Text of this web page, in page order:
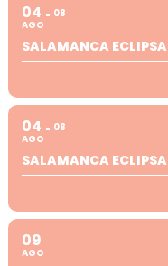
04
AGO
08
SALAMANCA ECLIPSA
04
AGO
08
SALAMANCA ECLIPSA
09
AGO